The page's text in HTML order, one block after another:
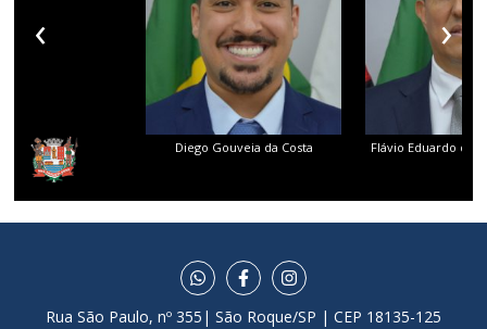
Diego Gouveia da Costa Flávio Eduardo dos
‹ ›
Rua São Paulo, nº 355| São Roque/SP | CEP 18135-125